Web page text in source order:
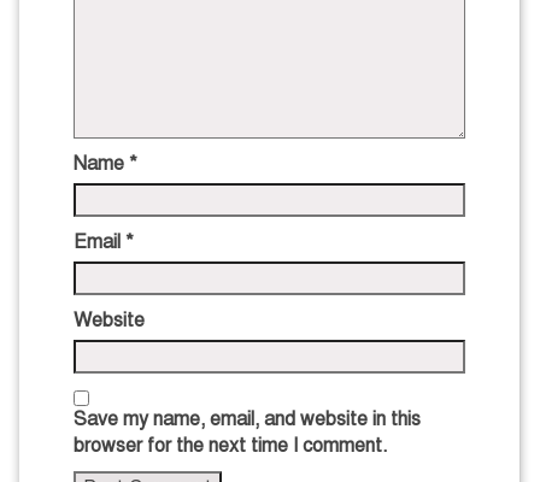
Name *
Email *
Website
Save my name, email, and website in this
browser for the next time I comment.